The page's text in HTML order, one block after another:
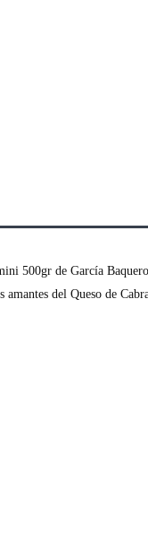
500gr de García
amantes del Queso de